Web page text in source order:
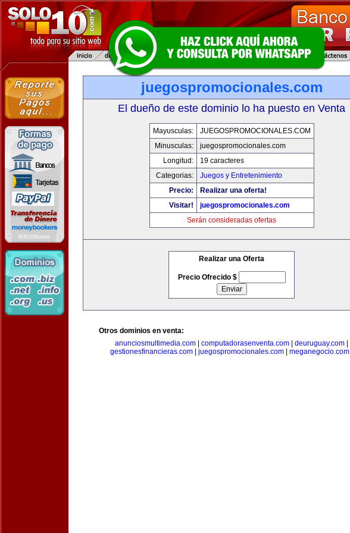
juegospromocionales.com
El dueño de este dominio lo ha puesto en Venta
Mayusculas:
JUEGOSPROMOCIONALES.COM
Minusculas:
juegospromocionales.com
Longitud:
19 caracteres
Categorias:
Juegos y Entretenimiento
Precio:
Realizar una oferta!
Visitar!
juegospromocionales.com
Serán consideradas ofertas
Realizar una Oferta
Precio Ofrecido $
Otros dominios en venta:
anunciosmultimedia.com
computadorasenventa.com deuruguay.com
gestionesfinancieras.com
juegospromocionales.com meganegocio.com